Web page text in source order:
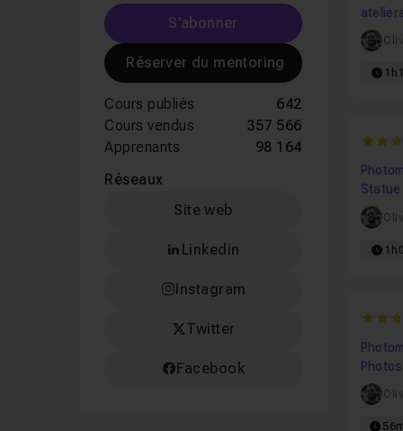
S'abonner
Réserver du mentoring
Cours publiés
642
Cours vendus
357 566
Apprenants
98 164
Réseaux
Site web
Linkedin
Instagram
Twitter
Facebook
Statue
5
d'un